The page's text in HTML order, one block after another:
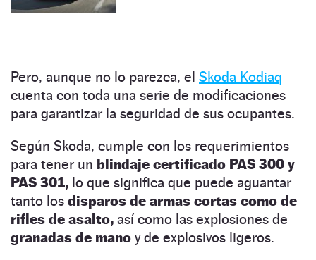
Pero, aunque no lo parezca, el Skoda Kodiaq
cuenta con toda una serie de modificaciones
para garantizar la seguridad de sus ocupantes.
Según Skoda, cumple con los requerimientos
para tener un blindaje certificado PAS 300 y
PAS 301, lo que significa que puede aguantar
tanto los disparos de armas cortas como de
rifles de asalto, así como las explosiones de
granadas de mano y de explosivos ligeros.